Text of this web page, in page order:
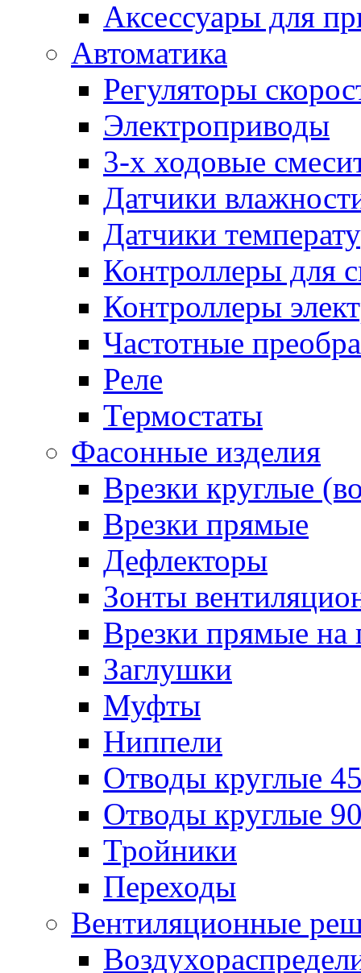
Аксессуары для
Автоматика
Регуляторы
Электроприводы
3-х ходовые
Датчики
Датчики
Контроллеры для
Контроллеры
Частотные
Реле
Термостаты
Фасонные изделия
Врезки круглые
Врезки прямые
Дефлекторы
Зонты
Врезки прямые на
Заглушки
Муфты
Ниппели
Отводы круглые
Отводы круглые
Тройники
Переходы
Вентиляционные